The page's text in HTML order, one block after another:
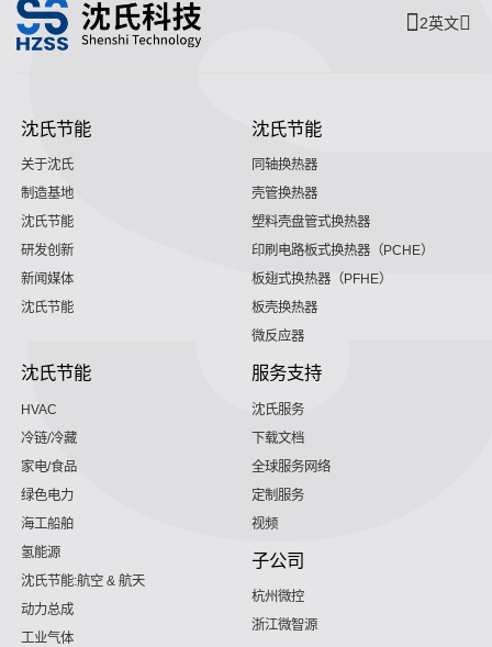
2英文
沈氏节能
关于沈氏
制造基地
沈氏节能
研发创新
新闻媒体
沈氏节能
沈氏节能
同轴换热器
壳管换热器
塑料壳盘管式换热器
印刷电路板式换热器（PCHE）
板翅式换热器（PFHE）
板壳换热器
微反应器
沈氏节能
HVAC
冷链/冷藏
家电/食品
绿色电力
海工船舶
氢能源
沈氏节能:航空 & 航天
动力总成
工业气体
服务支持
沈氏服务
下载文档
全球服务网络
定制服务
视频
子公司
杭州微控
浙江微智源